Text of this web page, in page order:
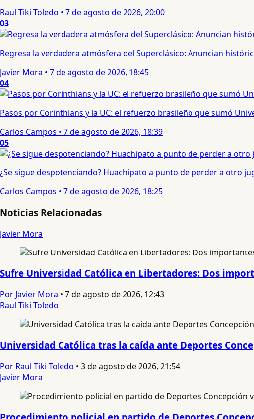
Raul Tiki Toledo • 7 de agosto de 2026, 20:00
03
Regresa la verdadera atmósfera del Superclásico: Anuncian
Javier Mora • 7 de agosto de 2026, 18:45
04
Pasos por Corinthians y la UC: el refuerzo brasileño que sumó
Carlos Campos • 7 de agosto de 2026, 18:39
05
¿Se sigue despotenciando? Huachipato a punto de perder a otro
Carlos Campos • 7 de agosto de 2026, 18:25
Noticias Relacionadas
Javier Mora
Sufre Universidad Católica en Libertadores: Dos
Por Javier Mora • 7 de agosto de 2026, 12:43
Raul Tiki Toledo
Universidad Católica tras la caída ante Deportes
Por Raul Tiki Toledo • 3 de agosto de 2026, 21:54
Javier Mora